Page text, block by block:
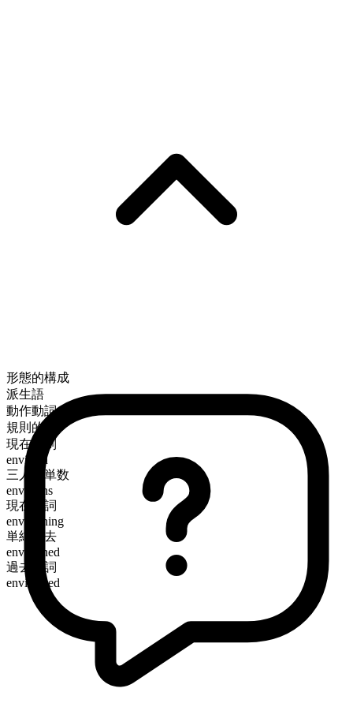
形態的構成
派生語
動作動詞
規則的
現在時制
envision
三人称単数
envisions
現在分詞
envisioning
単純過去
envisioned
過去分詞
envisioned